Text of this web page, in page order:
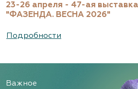
23-26 апреля - 47-ая
"ФАЗЕНДА. ВЕСНА 2026"
Подробности
Важное